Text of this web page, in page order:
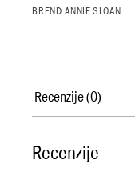
BREND:ANNIE SLOAN
Recenzije (0)
Recenzije